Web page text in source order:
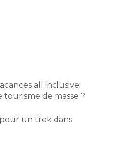
all inclusive
de masse ?
un trek dans